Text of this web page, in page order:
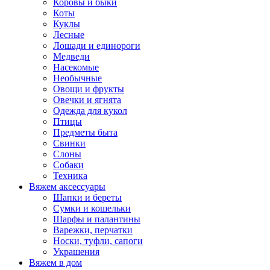
Коровы и быки
Коты
Куклы
Лесные
Лошади и единороги
Медведи
Насекомые
Необычные
Овощи и фрукты
Овечки и ягнята
Одежда для кукол
Птицы
Предметы быта
Свинки
Слоны
Собаки
Техника
Вяжем аксессуары
Шапки и береты
Сумки и кошельки
Шарфы и палантины
Варежки, перчатки
Носки, туфли, сапоги
Украшения
Вяжем в дом